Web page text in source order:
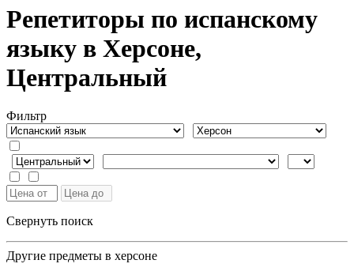
Репетиторы по испанскому
языку в Херсоне,
Центральный
Фильтр
Свернуть поиск
Другие предметы в херсоне